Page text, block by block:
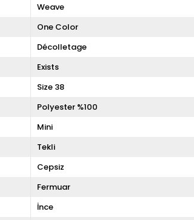
Weave
One Color
Décolletage
Exists
Size 38
Polyester %100
Mini
Tekli
Cepsiz
Fermuar
İnce